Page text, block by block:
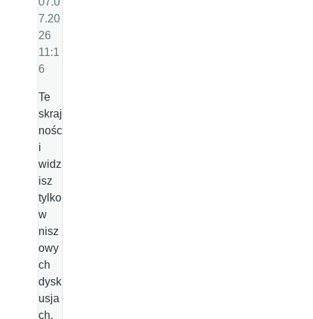
7.20
26
11:1
6
Te
skraj
nośc
i
widz
isz
tylko
w
nisz
owy
ch
dysk
usja
ch.